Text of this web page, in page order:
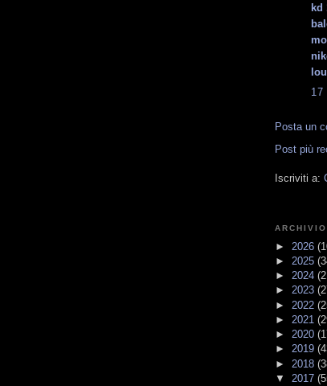
kd
Posta un
Post più
Iscriviti a:
► 2026
► 2025
► 2024
► 2023
► 2022
► 2021
► 2020
► 2019
► 2018
▼ 2017